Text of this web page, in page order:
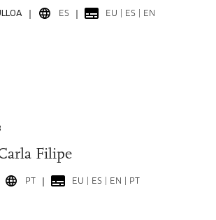
ES EU | ES | EN
Filipe
PT EU | ES | EN | PT